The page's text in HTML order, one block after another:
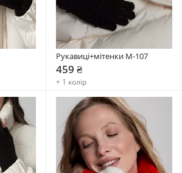
Рукавиці+мітенки М-107
459 ₴
+ 1 колір